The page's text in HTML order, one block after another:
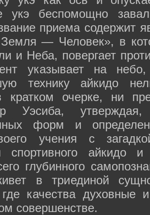
укэ беспомощно
приема содержит
— Человек», в
и Неба, повергает
указывает на
технику айкидо
кратком очерке, ни
Уэсиба,
форм и
учения с
спортивного айкидо
глубинного
в триединой
где качества духовные
совершенстве.